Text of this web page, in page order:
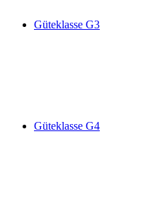
Güteklasse G3
Güteklasse G4